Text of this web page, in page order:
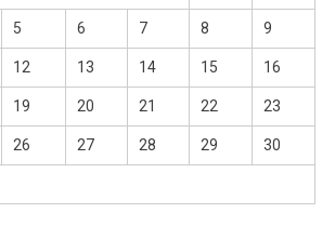
5 6 7 8 9
12 13 14 15 16
19 20 21 22 23
26 27 28 29 30